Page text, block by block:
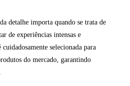
detalhe importa quando se trata de
de experiências intensas e
selecionada para
do mercado, garantindo